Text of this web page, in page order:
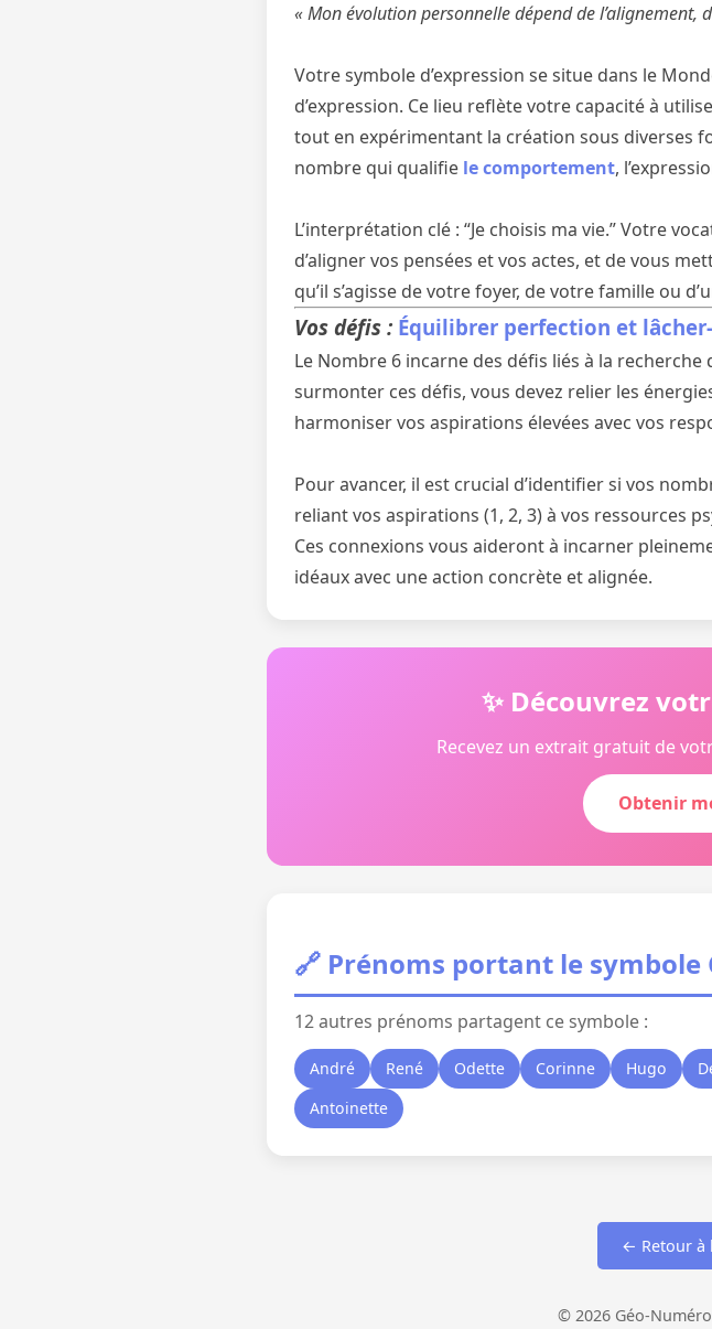
« Mon évolution personnelle dépend de l’alignement,
Votre symbole d’expression se situe dans le
d’expression. Ce lieu reflète votre capacité à
tout en expérimentant la création sous diverses
nombre qui qualifie le comportement,
L’interprétation clé : “Je choisis ma vie.” Votre
d’aligner vos pensées et vos actes, et de vous
qu’il s’agisse de votre foyer, de votre famille ou
Vos défis : Équilibrer perfection et
Le Nombre 6 incarne des défis liés à la
surmonter ces défis, vous devez relier les
harmoniser vos aspirations élevées avec vos
Pour avancer, il est crucial d’identifier si vos
reliant vos aspirations (1, 2, 3) à vos ressources
Ces connexions vous aideront à incarner
idéaux avec une action concrète et alignée.
✨ Découvrez
Recevez un extrait gratuit de
Obtenir
🔗 Prénoms portant le symbole
12 autres prénoms partagent ce symbole :
André René Odette Corinne Hugo
Antoinette
← Retour à
© 2026 Géo-